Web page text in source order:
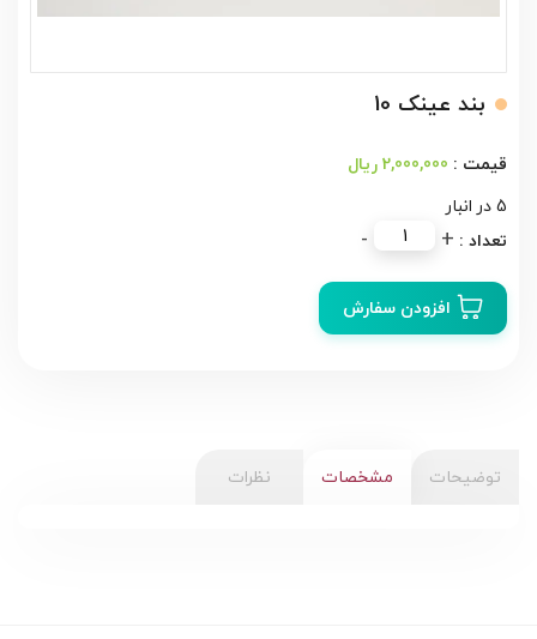
بند عینک 10
2,000,000 ریال
5 در انبار
10
عدد
- +
افزودن سفارش
توضیحات مشخصات نظرات